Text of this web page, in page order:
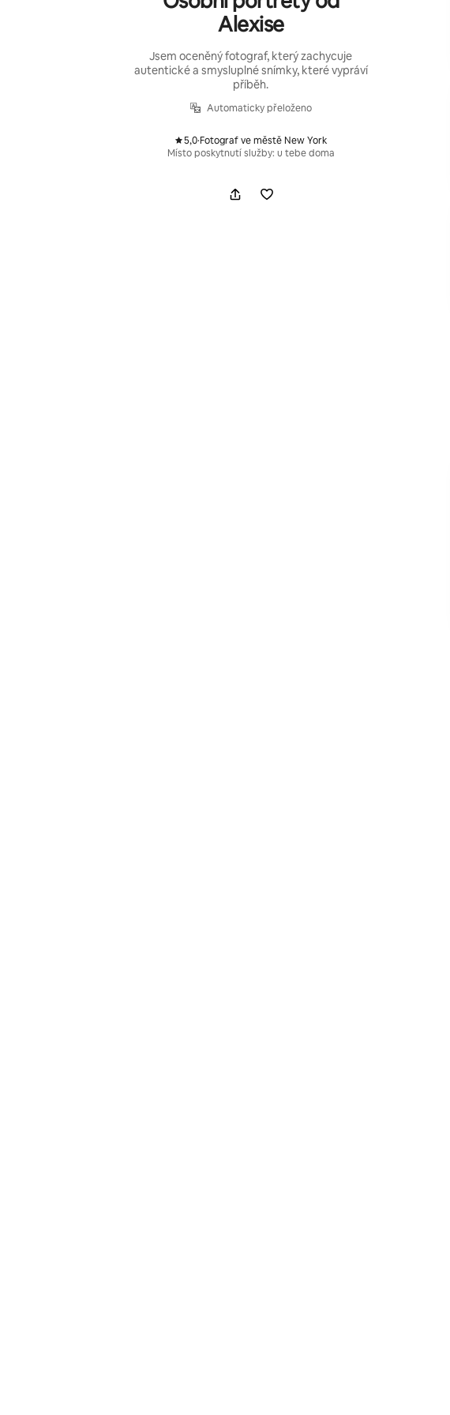
Alexise
Jsem oceněný fotograf, který zachycuje
autentické a smysluplné snímky, které vypráví
příběh.
Automaticky přeloženo
5,0
, ·Fotograf ve městě New York
Místo poskytnutí služby: u tebe doma